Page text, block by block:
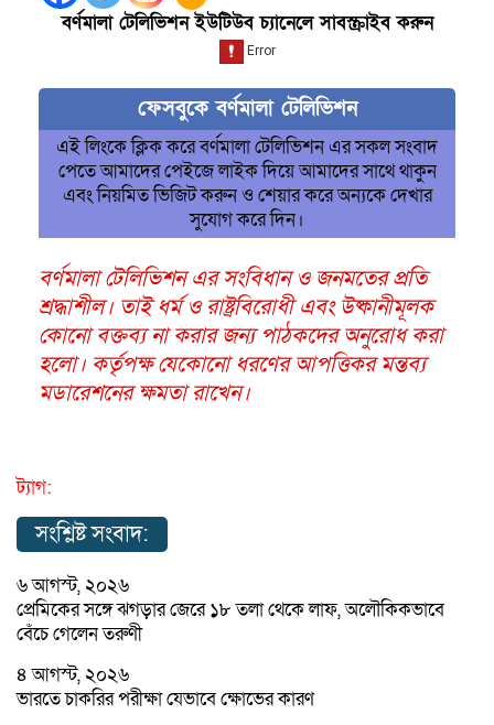
বর্ণমালা টেলিভিশন ইউটিউব চ্যানেলে সাবস্ক্রাইব করুন
ফেসবুকে বর্ণমালা টেলিভিশন
এই লিংকে ক্লিক করে বর্ণমালা টেলিভিশন এর সকল সংবাদ
পেতে আমাদের পেইজে লাইক দিয়ে আমাদের সাথে থাকুন
এবং নিয়মিত ভিজিট করুন ও শেয়ার করে অন্যকে দেখার
সুযোগ করে দিন।
বর্ণমালা টেলিভিশন এর সংবিধান ও জনমতের প্রতি
শ্রদ্ধাশীল। তাই ধর্ম ও রাষ্ট্রবিরোধী এবং উষ্কানীমূলক
কোনো বক্তব্য না করার জন্য পাঠকদের অনুরোধ করা
হলো। কর্তৃপক্ষ যেকোনো ধরণের আপত্তিকর মন্তব্য
মডারেশনের ক্ষমতা রাখেন।
ট্যাগ:
সংশ্লিষ্ট সংবাদ:
৬ আগস্ট, ২০২৬
প্রেমিকের সঙ্গে ঝগড়ার জেরে ১৮ তলা থেকে লাফ, অলৌকিকভাবে
বেঁচে গেলেন তরুণী
৪ আগস্ট, ২০২৬
ভারতে চাকরির পরীক্ষা যেভাবে ক্ষোভের কারণ